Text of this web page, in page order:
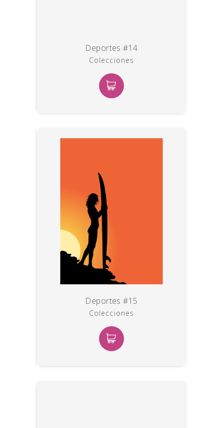
Deportes #14
Colecciones
Deportes #15
Colecciones